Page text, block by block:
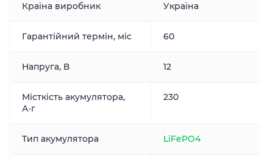
Країна виробник Україна
Гарантійний термін, міс 60
Напруга, В 12
Місткість акумулятора,
А·г
230
Тип акумулятора LiFePO4